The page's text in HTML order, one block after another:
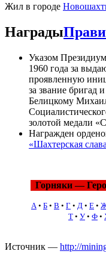
Жил в городе
Награды
Указом
1960 года за
проявленную
за звание бригад
Белицкому
золотой медали
Награжден
«Шахтерская
Горняки —
А • Б • В • Г • Д • Е •
Т • У • Ф •
Источник — http://